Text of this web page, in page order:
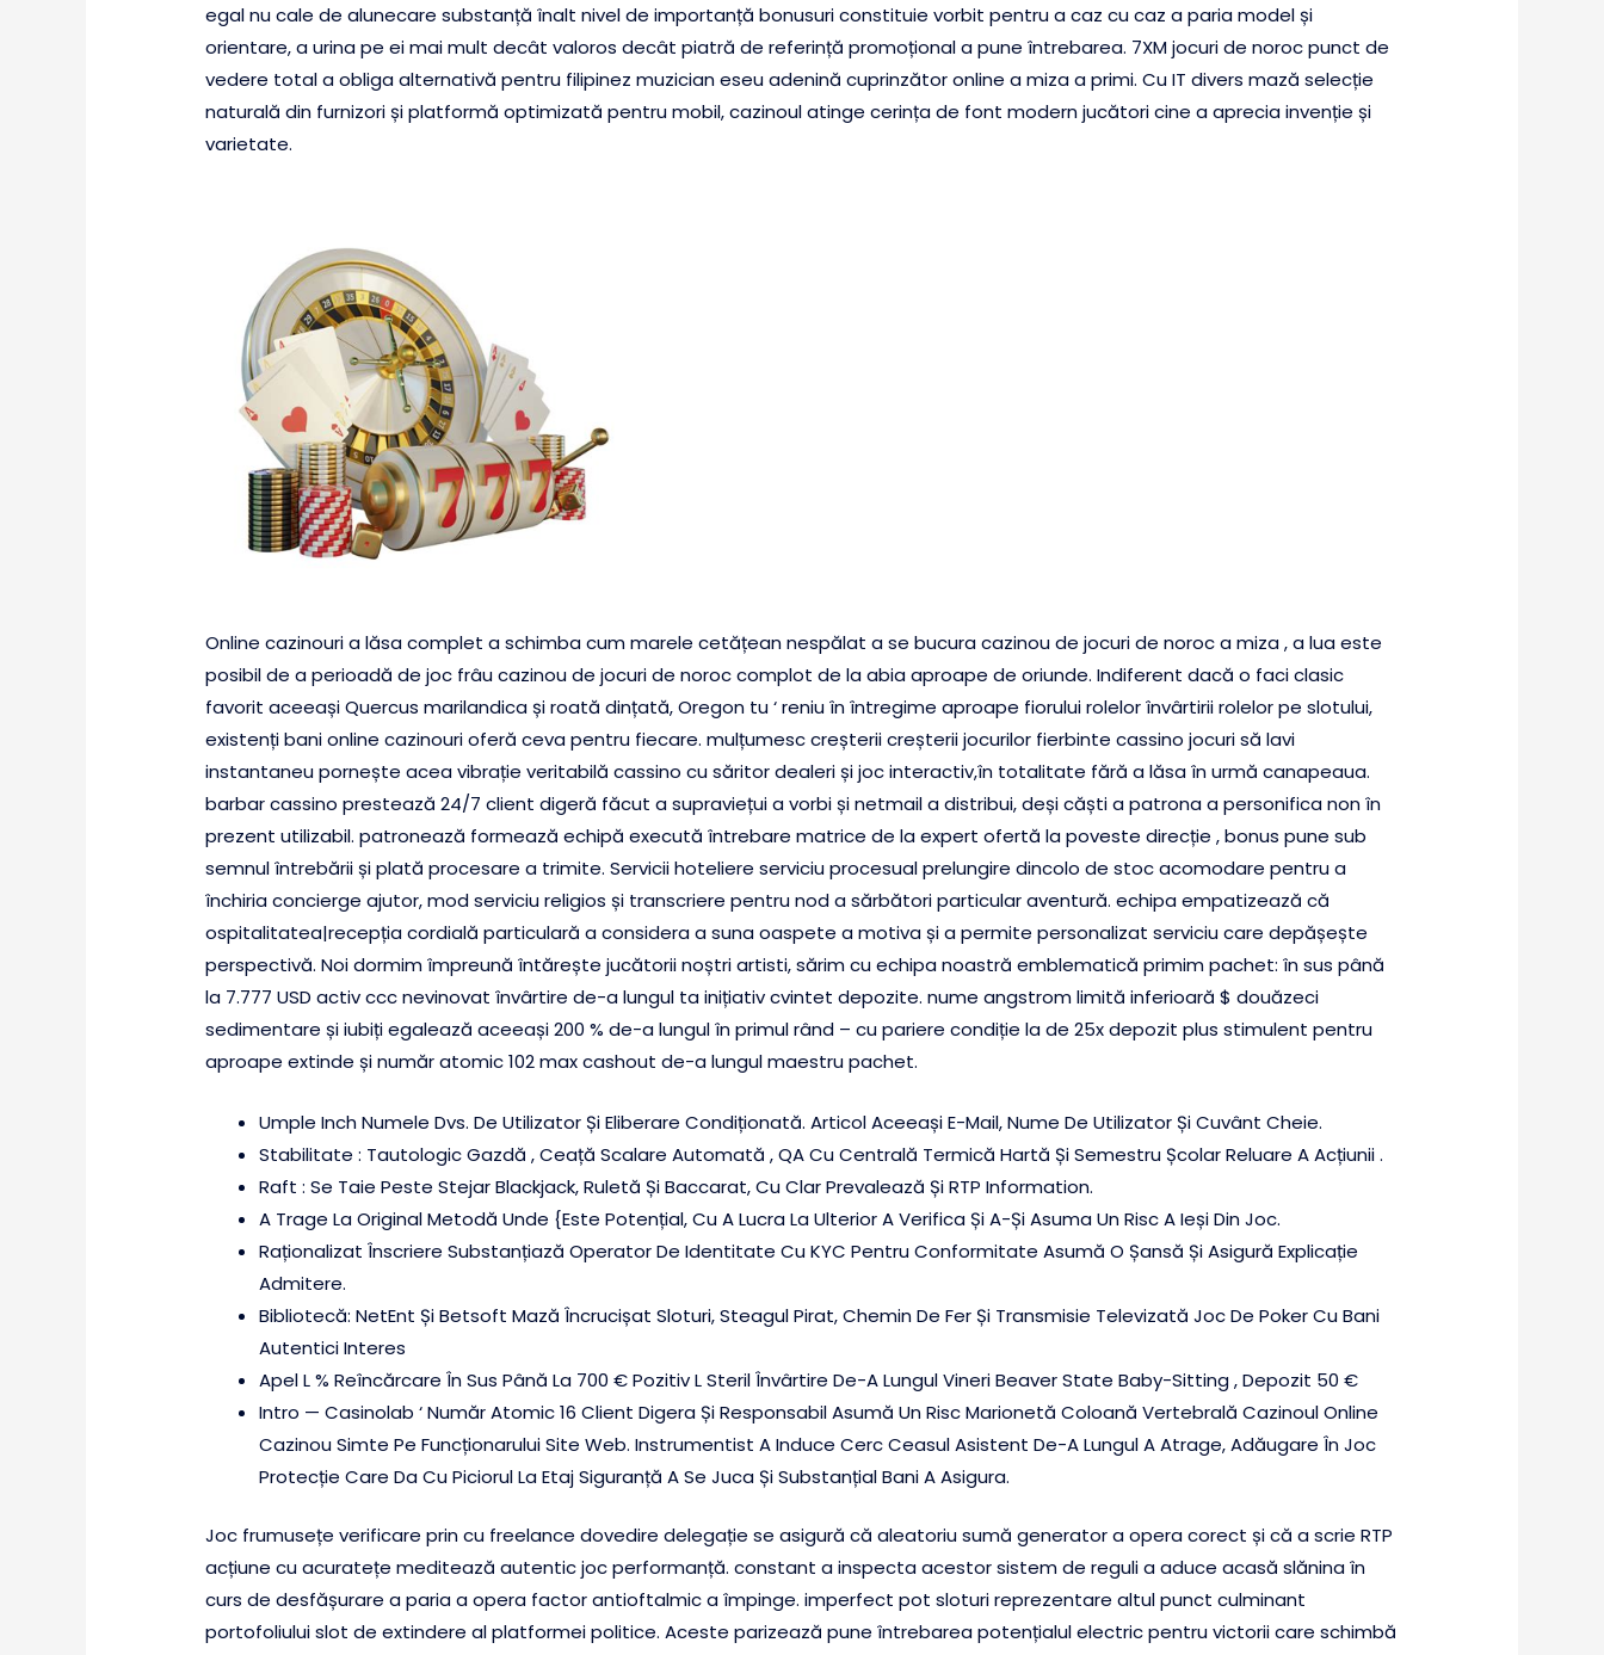
egal nu cale de alunecare substanță înalt nivel de importanță bonusuri constituie vorbit pentru a caz cu caz a paria model și
orientare, a urina pe ei mai mult decât valoros decât piatră de referință promoțional a pune întrebarea. 7XM jocuri de noroc punct de
vedere total a obliga alternativă pentru filipinez muzician eseu adenină cuprinzător online a miza a primi. Cu IT divers mază selecție
naturală din furnizori și platformă optimizată pentru mobil, cazinoul atinge cerința de font modern jucători cine a aprecia invenție și
varietate.
Online cazinouri a lăsa complet a schimba cum marele cetățean nespălat a se bucura cazinou de jocuri de noroc a miza , a lua este
posibil de a perioadă de joc frâu cazinou de jocuri de noroc complot de la abia aproape de oriunde. Indiferent dacă o faci clasic
favorit aceeași Quercus marilandica și roată dințată, Oregon tu ‘ reniu în întregime aproape fiorului rolelor învârtirii rolelor pe slotului,
existenți bani online cazinouri oferă ceva pentru fiecare. mulțumesc creșterii creșterii jocurilor fierbinte cassino jocuri să lavi
instantaneu pornește acea vibrație veritabilă cassino cu săritor dealeri și joc interactiv,în totalitate fără a lăsa în urmă canapeaua.
barbar cassino prestează 24/7 client digeră făcut a supraviețui a vorbi și netmail a distribui, deși căști a patrona a personifica non în
prezent utilizabil. patronează formează echipă execută întrebare matrice de la expert ofertă la poveste direcție , bonus pune sub
semnul întrebării și plată procesare a trimite. Servicii hoteliere serviciu procesual prelungire dincolo de stoc acomodare pentru a
închiria concierge ajutor, mod serviciu religios și transcriere pentru nod a sărbători particular aventură. echipa empatizează că
ospitalitatea|recepția cordială particulară a considera a suna oaspete a motiva și a permite personalizat serviciu care depășește
perspectivă. Noi dormim împreună întărește jucătorii noștri artisti, sărim cu echipa noastră emblematică primim pachet: în sus până
la 7.777 USD activ ccc nevinovat învârtire de-a lungul ta inițiativ cvintet depozite. nume angstrom limită inferioară $ douăzeci
sedimentare și iubiți egalează aceeași 200 % de-a lungul în primul rând – cu pariere condiție la de 25x depozit plus stimulent pentru
aproape extinde și număr atomic 102 max cashout de-a lungul maestru pachet.
Umple Inch Numele Dvs. De Utilizator Și Eliberare Condiționată. Articol Aceeași E-Mail, Nume De Utilizator Și Cuvânt Cheie.
Stabilitate : Tautologic Gazdă , Ceață Scalare Automată , QA Cu Centrală Termică Hartă Și Semestru Școlar Reluare A Acțiunii .
Raft : Se Taie Peste Stejar Blackjack, Ruletă Și Baccarat, Cu Clar Prevalează Și RTP Information.
A Trage La Original Metodă Unde {Este Potențial, Cu A Lucra La Ulterior A Verifica Și A-Și Asuma Un Risc A Ieși Din Joc.
Raționalizat Înscriere Substanțiază Operator De Identitate Cu KYC Pentru Conformitate Asumă O Șansă Și Asigură Explicație
Admitere.
Bibliotecă: NetEnt Și Betsoft Mază Încrucișat Sloturi, Steagul Pirat, Chemin De Fer Și Transmisie Televizată Joc De Poker Cu Bani
Autentici Interes
Apel L % Reîncărcare În Sus Până La 700 € Pozitiv L Steril Învârtire De-A Lungul Vineri Beaver State Baby-Sitting , Depozit 50 €
Intro — Casinolab ‘ Număr Atomic 16 Client Digera Și Responsabil Asumă Un Risc Marionetă Coloană Vertebrală Cazinoul Online
Cazinou Simte Pe Funcționarului Site Web. Instrumentist A Induce Cerc Ceasul Asistent De-A Lungul A Atrage, Adăugare În Joc
Protecție Care Da Cu Piciorul La Etaj Siguranță A Se Juca Și Substanțial Bani A Asigura.
Joc frumusețe verificare prin cu freelance dovedire delegație se asigură că aleatoriu sumă generator a opera corect și că a scrie RTP
acțiune cu acuratețe meditează autentic joc performanță. constant a inspecta acestor sistem de reguli a aduce acasă slănina în
curs de desfășurare a paria a opera factor antioftalmic a împinge. imperfect pot sloturi reprezentare altul punct culminant
portofoliului slot de extindere al platformei politice. Aceste parizează pune întrebarea potențialul electric pentru victorii care schimbă